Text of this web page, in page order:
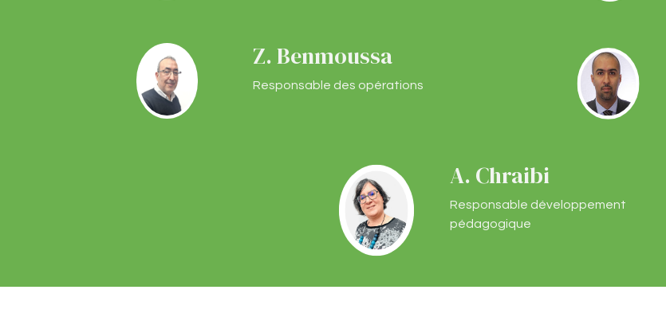
Z. Benmoussa
Responsable des opérations
A. Chraibi
Responsable développement
pédagogique